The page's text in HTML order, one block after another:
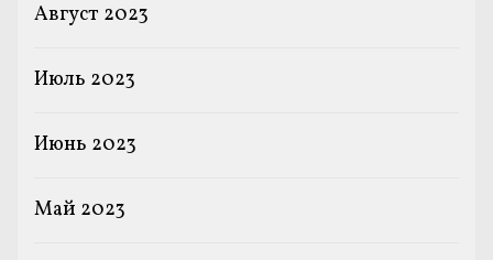
Август 2023
Июль 2023
Июнь 2023
Май 2023